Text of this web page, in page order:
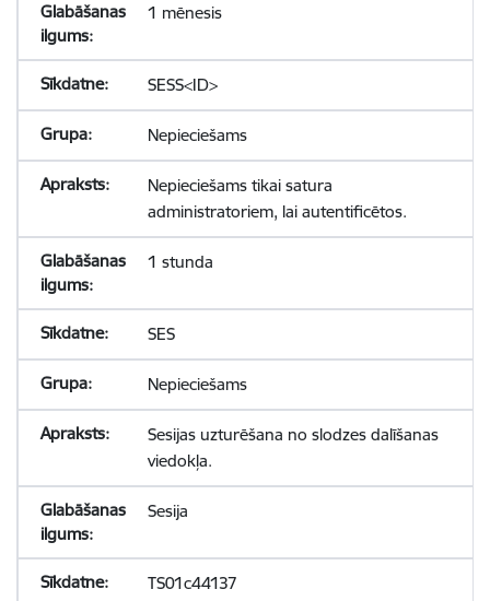
1 mēnesis
SESS<ID>
Nepieciešams
Nepieciešams tikai satura
administratoriem, lai autentificētos.
1 stunda
SES
Nepieciešams
Sesijas uzturēšana no slodzes dalīšanas
viedokļa.
Sesija
TS01c44137